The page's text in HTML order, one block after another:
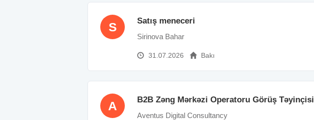
S Satış meneceri
Sirinova Bahar
31.07.2026 Bakı
A B2B Zəng Mərkəzi Operatoru Görüş Təyinçisi
Aventus Digital Consultancy